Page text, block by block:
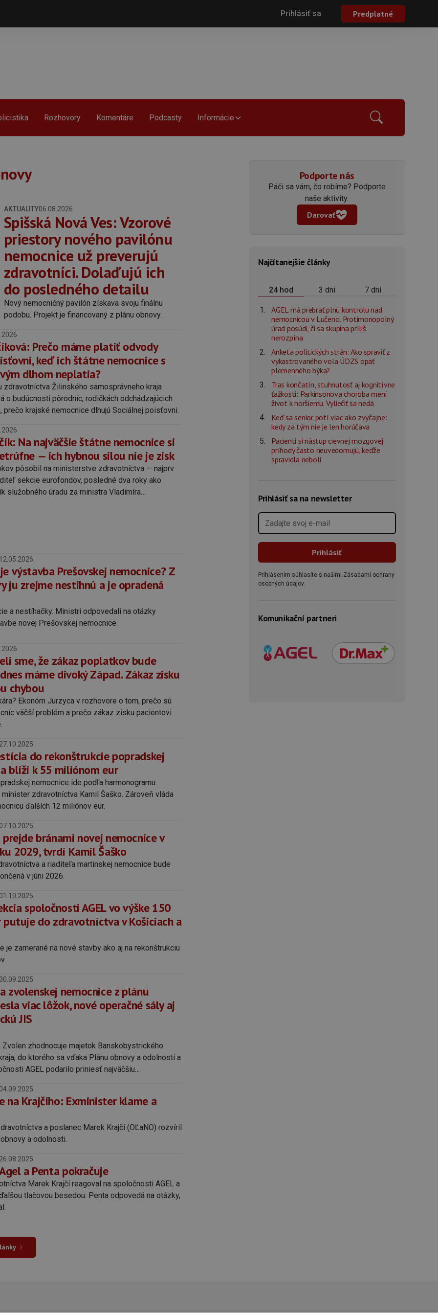
Prihlásiť sa Predplatné
Rozhovory Komentáre Podcasty Informácie
AKTUALITY06.08.2026
Spišská Nová Ves: Vzorové
priestory nového pavilónu
nemocnice už preverujú
zdravotníci. Dolaďujú ich
do posledného detailu
Nový nemocničný pavilón získava svoju finálnu
podobu. Projekt je financovaný z plánu obnovy.
Prečo máme platiť odvody
keď ich štátne nemocnice s
dlhom neplatia?
zdravotníctva Žilinského samosprávneho kraja
o budúcnosti pôrodníc, rodičkách odchádzajúcich
prečo krajské nemocnice dlhujú Sociálnej poisťovni.
Na najväčšie štátne nemocnice si
— ich hybnou silou nie je zisk
pôsobil na ministerstve zdravotníctva — najprv
sekcie eurofondov, posledné dva roky ako
služobného úradu za ministra Vladimíra
obnovy, ktorá sa spája s jeho menom.
12.05.2026
výstavba Prešovskej nemocnice? Z
ju zrejme nestihnú a je opradená
a nestíhačky. Ministri odpovedali na otázky
novej Prešovskej nemocnice.
sme, že zákaz poplatkov bude
máme divoký Západ. Zákaz zisku
chybou
Ekonóm Jurzyca v rozhovore o tom, prečo sú
väčší problém a prečo zákaz zisku pacientovi
27.10.2025
do rekonštrukcie popradskej
blíži k 55 miliónom eur
nemocnice ide podľa harmonogramu.
zdravotníctva Kamil Šaško. Zároveň vláda
ďalších 12 miliónov eur.
07.10.2025
bránami novej nemocnice v
2029, tvrdí Kamil Šaško
a riaditeľa martinskej nemocnice bude
v júni 2026.
01.10.2025
spoločnosti AGEL vo výške 150
do zdravotníctva v Košiciach a
je zamerané na nové stavby ako aj na rekonštrukciu
30.09.2025
zvolenskej nemocnice z plánu
viac lôžok, nové operačné sály aj
JIS
Zvolen zhodnocuje majetok Banskobystrického
do ktorého sa vďaka Plánu obnovy a odolnosti a
AGEL podarilo priniesť najväčšiu
04.09.2025
na Krajčího: Exminister klame a
a poslanec Marek Krajčí (OĽaNO) rozvíril
a odolnosti.
26.08.2025
a Penta pokračuje
Marek Krajčí reagoval na spoločnosti AGEL a
tlačovou besedou. Penta odpovedá na otázky,
Podporte nás
Páči sa vám, čo robíme? Podporte
naše aktivity.
Darovať
Najčítanejšie články
24 hod 3 dni 7 dní
AGEL má prebrať plnú kontrolu nad
nemocnicou v Lučenci. Protimonopolný
úrad posúdi, či sa skupina príliš
nerozpína
Anketa politických strán: Ako spraviť z
vykastrovaného vola ÚDZS opäť
plemenného býka?
Tras končatín, stuhnutosť aj kognitívne
ťažkosti: Parkinsonova choroba mení
život k horšiemu. Vyliečiť sa nedá
Keď sa senior potí viac ako zvyčajne:
kedy za tým nie je len horúčava
Pacienti si nástup cievnej mozgovej
príhody často neuvedomujú, keďže
spravidla nebolí
Prihlásiť sa na newsletter
Prihlásením súhlasíte s našimi Zásadami ochrany
osobných údajov.
Komunikační partneri